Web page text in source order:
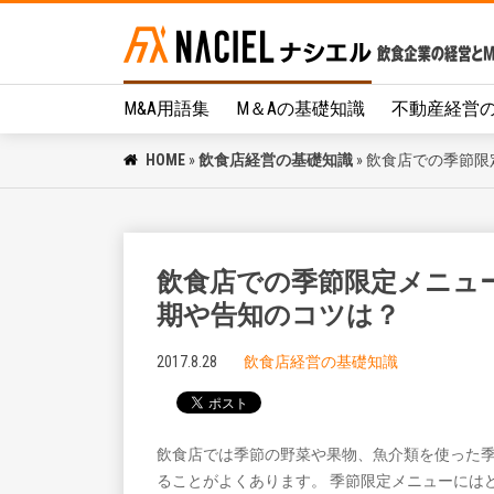
M&A用語集 M＆Aの基礎知識 不動産経営
HOME »飲食店経営の基礎知識 »飲食店での季節
飲食店での季節限定メニュ
期や告知のコツは？
2017.8.28 飲食店経営の基礎知識
飲食店では季節の野菜や果物、魚介類を使った
ることがよくあります。 季節限定メニューには